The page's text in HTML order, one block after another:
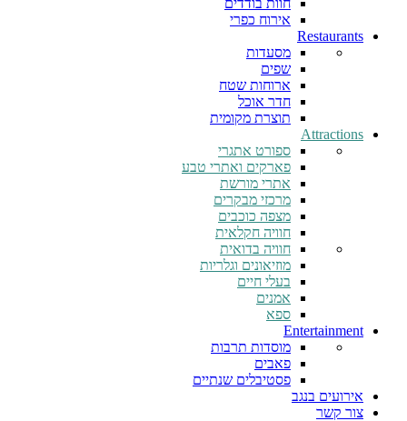
חוות בודדים
אירוח כפרי
Restaurants
מסעדות
שפים
ארוחות שטח
חדר אוכל
תוצרת מקומית
Attractions
ספורט אתגרי
פארקים ואתרי טבע
אתרי מורשת
מרכזי מבקרים
מצפה כוכבים
חוויה חקלאית
חוויה בדואית
מוזיאונים וגלריות
בעלי חיים
אמנים
ספא
Entertainment
מוסדות תרבות
פאבים
פסטיבלים שנתיים
אירועים בנגב
צור קשר